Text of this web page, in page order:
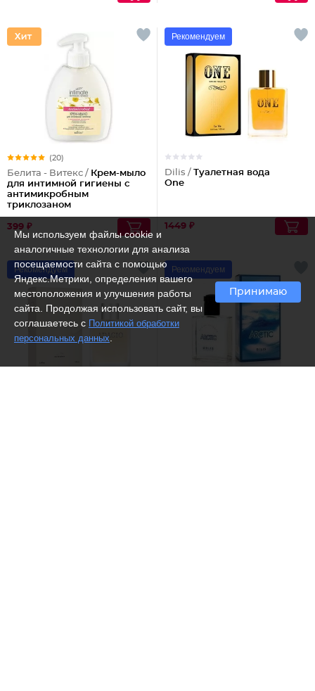
(20)
Белита - Витекс / Крем-мыло
для интимной гигиены с
антимикробным
триклозаном
399 ₽
Рекомендуем
Dilis / Туалетная вода
One
1449 ₽
Рекомендуем Рекомендуем
Мы используем файлы cookie и
аналогичные технологии для анализа
посещаемости сайта с помощью
Яндекс.Метрики, определения вашего
местоположения и улучшения работы
сайта. Продолжая использовать сайт, вы
соглашаетесь с Политикой обработки
персональных данных
Принимаю